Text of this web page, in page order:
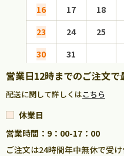
16
17 18
23
24 25
30
31
営業日12時までのご注文で
配送に関して詳しくはこちら
休業日
営業時間：9：00-17：00
ご注文は24時間年中無休で受